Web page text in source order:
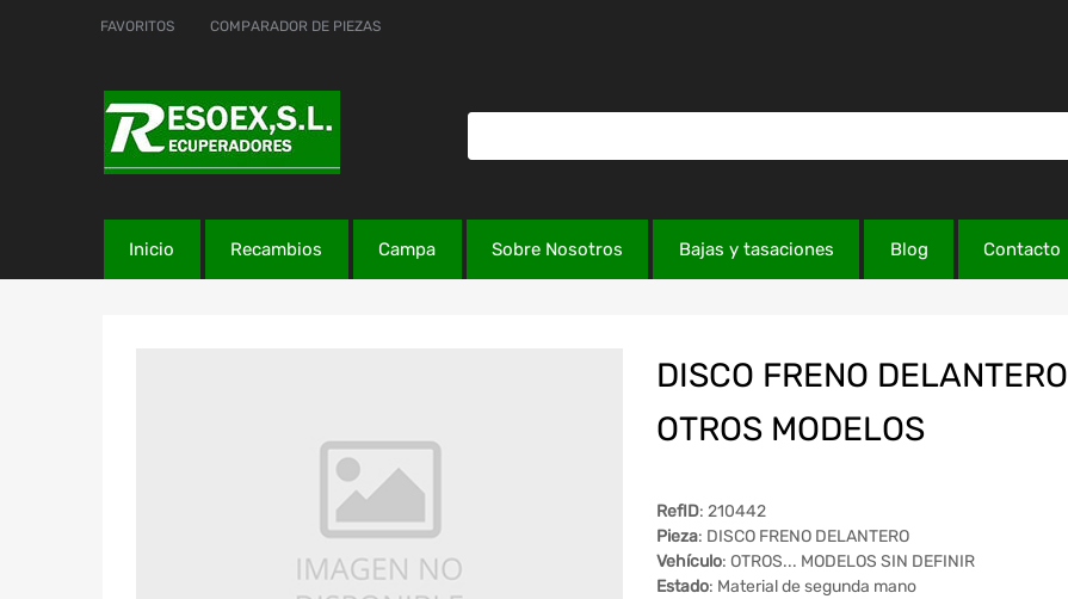
FAVORITOS COMPARADOR DE PIEZAS
Inicio Recambios Campa Sobre Nosotros Bajas y tasaciones Blog Contacto
DISCO FRENO DELANTERO
OTROS MODELOS
RefID: 210442
Pieza: DISCO FRENO DELANTERO
Vehículo: OTROS... MODELOS SIN DEFINIR
Estado: Material de segunda mano